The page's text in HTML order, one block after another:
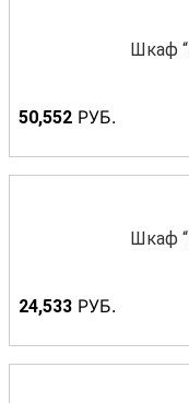
Шкаф
50,552 РУБ.
Шкаф
24,533 РУБ.